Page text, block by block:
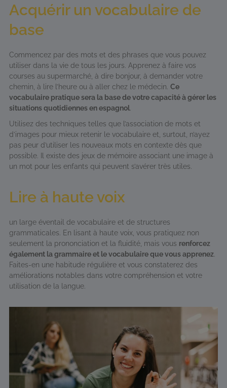
Acquérir un vocabulaire de
base
Commencez par des mots et des phrases que vous pouvez
utiliser dans la vie de tous les jours. Apprenez à faire vos
courses au supermarché, à dire bonjour, à demander votre
chemin, à lire l’heure ou à aller chez le médecin. Ce
vocabulaire pratique sera la base de votre capacité à gérer les
situations quotidiennes en espagnol.
Utilisez des techniques telles que l’association de mots et
d’images pour mieux retenir le vocabulaire et, surtout, n’ayez
pas peur d’utiliser les nouveaux mots en contexte dès que
possible. Il existe des jeux de mémoire associant une image à
un mot pour les enfants qui peuvent s’avérer très utiles.
Lire à haute voix
un large éventail de vocabulaire et de structures
grammaticales. En lisant à haute voix, vous pratiquez non
seulement la prononciation et la fluidité, mais vous renforcez
également la grammaire et le vocabulaire que vous apprenez.
Faites-en une habitude régulière et vous constaterez des
améliorations notables dans votre compréhension et votre
utilisation de la langue.